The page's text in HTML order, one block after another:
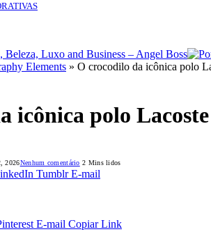
Elements » O crocodilo da icônica polo
icônica polo
2026Nenhum comentário 2 Mins lidos
Tumblr E-mail
E-mail Copiar Link